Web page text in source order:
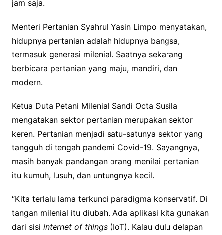
jam saja.
Menteri Pertanian Syahrul Yasin Limpo menyatakan,
hidupnya pertanian adalah hidupnya bangsa,
termasuk generasi milenial. Saatnya sekarang
berbicara pertanian yang maju, mandiri, dan
modern.
Ketua Duta Petani Milenial Sandi Octa Susila
mengatakan sektor pertanian merupakan sektor
keren. Pertanian menjadi satu-satunya sektor yang
tangguh di tengah pandemi Covid-19. Sayangnya,
masih banyak pandangan orang menilai pertanian
itu kumuh, lusuh, dan untungnya kecil.
“Kita terlalu lama terkunci paradigma konservatif. Di
tangan milenial itu diubah. Ada aplikasi kita gunakan
dari sisi internet of things(IoT). Kalau dulu delapan